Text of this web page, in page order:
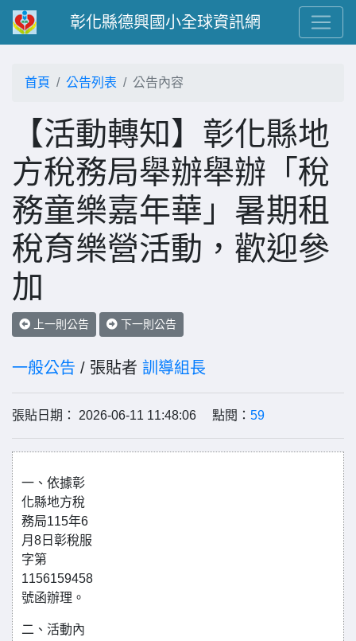
彰化縣德興國小全球資訊網
首頁 公告列表 公告內容
【活動轉知】彰化縣地
方稅務局舉辦舉辦「稅
務童樂嘉年華」暑期租
稅育樂營活動，歡迎參
加
上一則公告 下一則公告
一般公告 / 張貼者 訓導組長
張貼日期： 2026-06-11 11:48:06 點閱： 59
一、依據彰
化縣地方稅
務局115年6
月8日彰稅服
字第
1156159458
號函辦理。
二、活動內